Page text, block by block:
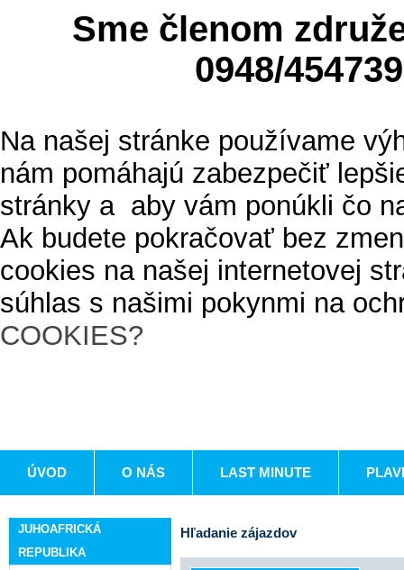
Sme členom
0948/
Na našej stránke používame
nám pomáhajú zabezpečiť
stránky a aby vám ponúkli čo
Ak budete pokračovať bez
cookies na našej internetovej
súhlas s našimi pokynmi na
COOKIES?
ÚVOD O NÁS LAST MINUTE
JUHOAFRICKÁ
REPUBLIKA
Hľadanie zájazdov